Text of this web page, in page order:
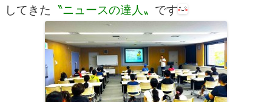
してきた 〝ニュースの達人〟 です